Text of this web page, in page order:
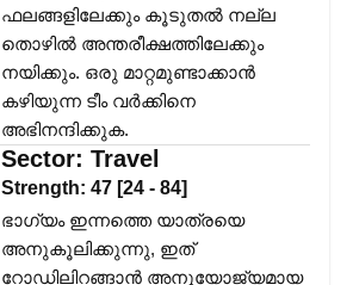
ഫലങ്ങളിലേക്കും കൂടുതൽ നല്ല
തൊഴിൽ അന്തരീക്ഷത്തിലേക്കും
നയിക്കും. ഒരു മാറ്റമുണ്ടാക്കാൻ
കഴിയുന്ന ടീം വർക്കിനെ
അഭിനന്ദിക്കുക.
Sector: Travel
Strength: 47 [24 - 84]
ഭാഗ്യം ഇന്നത്തെ യാത്രയെ
അനുകൂലിക്കുന്നു, ഇത്
റോഡിലിറങ്ങാൻ അനുയോജ്യമായ